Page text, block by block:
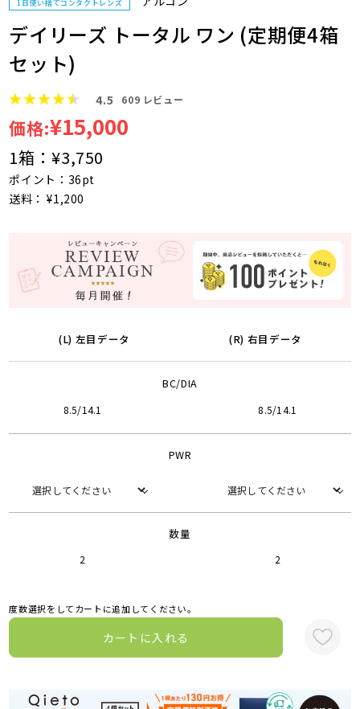
1日使い捨てコンタクトレンズ
デイリーズ トータル ワン (定期便4箱
セット)
4.5 609 レビュー
価格:¥15,000
1箱：¥3,750
ポイント：36pt
送料： ¥1,200
(L) 左目データ (R) 右目データ
BC/DIA
8.5/14.1 8.5/14.1
PWR
数量
2 2
度数選択をしてカートに追加してください。
カートに入れる